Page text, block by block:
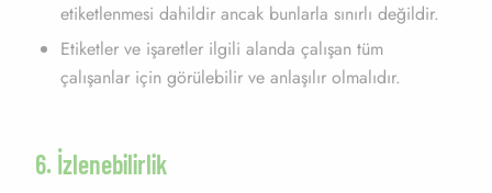
etiketlenmesi dahildir ancak bunlarla sınırlı değildir.
Etiketler ve işaretler ilgili alanda çalışan tüm
çalışanlar için görülebilir ve anlaşılır olmalıdır.
6. İzlenebilirlik